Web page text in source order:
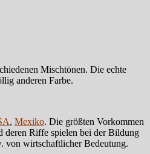
Mischtönen. Die echte
anderen Farbe.
, Mexiko. Die größten Vorkommen
deren Riffe spielen bei der Bildung
von wirtschaftlicher Bedeutung.